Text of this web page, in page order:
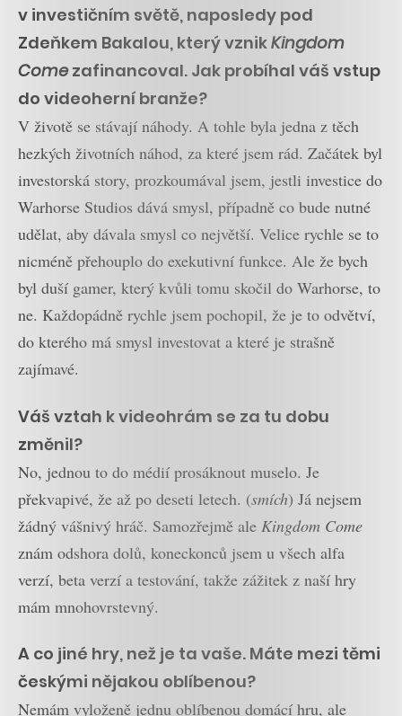
v investičním světě, naposledy pod
Zdeňkem Bakalou, který vznikKingdom
Comezafinancoval. Jak probíhal váš vstup
do videoherní branže?
V životě se stávají náhody. A tohle byla jedna z těch
hezkých životních náhod, za které jsem rád. Začátek byl
investorská story, prozkoumával jsem, jestli investice do
Warhorse Studios dává smysl, případně co bude nutné
udělat, aby dávala smysl co největší. Velice rychle se to
nicméně přehouplo do exekutivní funkce. Ale že bych
byl duší gamer, který kvůli tomu skočil do Warhorse, to
ne. Každopádně rychle jsem pochopil, že je to odvětví,
do kterého má smysl investovat a které je strašně
zajímavé.
Váš vztah k videohrám se za tu dobu
změnil?
No, jednou to do médií prosáknout muselo. Je
překvapivé, že až po deseti letech. (smích) Já nejsem
žádný vášnivý hráč. Samozřejmě ale Kingdom Come
znám odshora dolů, koneckonců jsem u všech alfa
verzí, beta verzí a testování, takže zážitek z naší hry
mám mnohovrstevný.
A co jiné hry, než je ta vaše. Máte mezi těmi
českými nějakou oblíbenou?
Nemám vyloženě jednu oblíbenou domácí hru, ale